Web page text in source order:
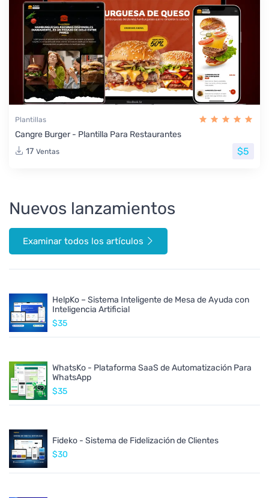
Plantillas
Cangre Burger - Plantilla Para Restaurantes
17 Ventas $5
Nuevos lanzamientos
Examinar todos los artículos
HelpKo – Sistema Inteligente de Mesa de Ayuda con
Inteligencia Artificial
$35
WhatsKo - Plataforma SaaS de Automatización Para
WhatsApp
$35
Fideko - Sistema de Fidelización de Clientes
$30